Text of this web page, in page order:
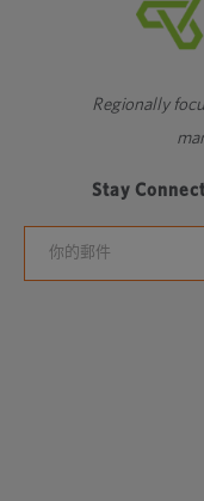
Regionally
Stay